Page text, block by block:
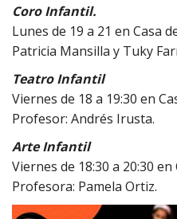
Coro Infantil.
Lunes de 19 a 21 en Casa
Patricia Mansilla y Tuky
Teatro Infantil
Viernes de 18 a 19:30 en
Profesor: Andrés Irusta.
Arte Infantil
Viernes de 18:30 a 20:30
Profesora: Pamela Ortiz.